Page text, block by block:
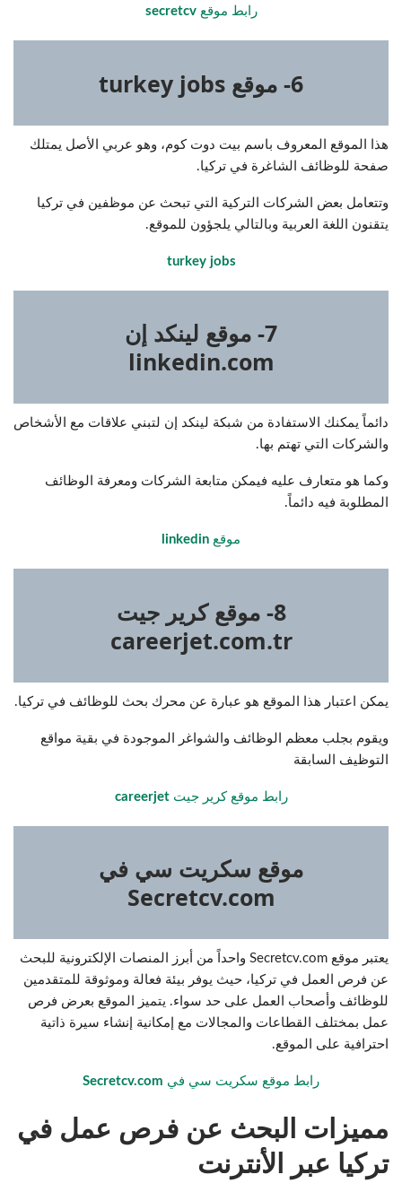
رابط موقعsecretcv
6- موقع turkey jobs
هذا الموقع المعروف باسم بيت دوت كوم، وهو عربي الأصل يمتلك
صفحة للوظائف الشاغرة في تركيا.
وتتعامل بعض الشركات التركية التي تبحث عن موظفين في تركيا
يتقنون اللغة العربية وبالتالي يلجؤون للموقع.
turkey jobs
7- موقع لينكد إن
linkedin.com
دائماً يمكنك الاستفادة من شبكة لينكد إن لتبني علاقات مع الأشخاص
والشركات التي تهتم بها.
وكما هو متعارف عليه فيمكن متابعة الشركات ومعرفة الوظائف
المطلوبة فيه دائماً.
موقع linkedin
8- موقع كرير جيت
careerjet.com.tr
يمكن اعتبار هذا الموقع هو عبارة عن محرك بحث للوظائف في تركيا.
ويقوم بجلب معظم الوظائف والشواغر الموجودة في بقية مواقع
التوظيف السابقة
رابط موقع كرير جيتcareerjet
موقع سكريت سي في
Secretcv.com
يعتبر موقع Secretcv.com واحداً من أبرز المنصات الإلكترونية للبحث
عن فرص العمل في تركيا، حيث يوفر بيئة فعالة وموثوقة للمتقدمين
للوظائف وأصحاب العمل على حد سواء. يتميز الموقع بعرض فرص
عمل بمختلف القطاعات والمجالات مع إمكانية إنشاء سيرة ذاتية
احترافية على الموقع.
رابط موقع سكريت سي في
مميزات البحث عن فرص عمل في
تركيا عبر الأنترنت